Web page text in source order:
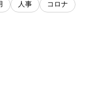
人事 コロナ